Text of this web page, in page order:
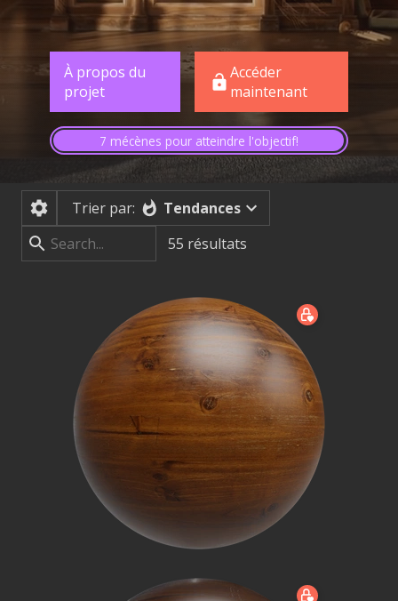
À propos du
projet
Accéder
maintenant
7 mécènes pour atteindre l'objectif!
Trier par:
Tendances
55 résultats